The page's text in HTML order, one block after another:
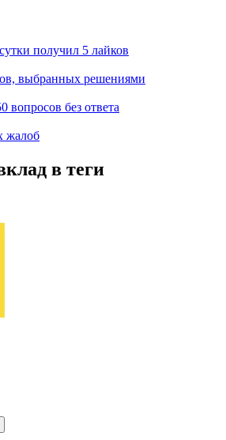
получил 5 лайков
выбранных решениями
вопросов без ответа
жалоб
в теги